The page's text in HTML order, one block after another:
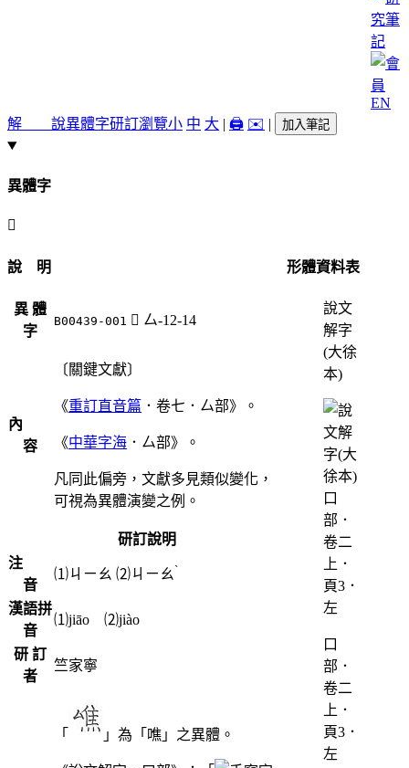
EN
解 說異體字研訂瀏覽小 中 大 | 🖨️ ✉️ | 加入筆記
異體字
󷏵
說 明
異 體
字
B00439-001 󷏵 厶-12-14
內
容
〔關鍵文獻〕
《重訂直音篇 ．卷七．厶部》。
《中華字海 ．厶部》。
凡同此偏旁，文獻多見類似變化，
可視為異體演變之例。
研訂說明
注
音
⑴ㄐㄧㄠ ⑵ㄐㄧㄠ ˋ
漢語拼
音
⑴jiāo ⑵jiào
研 訂
者
竺家寧
「 」為「噍」之異體。
形體資料表
說文
解字
(大徐
本)
口
部．
卷二
上．
頁3．
左